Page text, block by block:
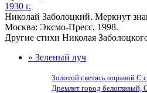
1930 г.
Николай Заболоцкий. Меркнут
Москва: Эксмо-Пресс, 1998.
Другие стихи Николая
» Зеленый луч
Золотой светясь оправой С
Дремлет город белоглавый,